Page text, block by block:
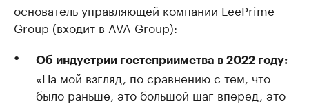
основатель управляющей компании LeePrime
Group (входит в AVA Group):
Об индустрии гостеприимства в 2022 году:
«На мой взгляд, по сравнению с тем, что
было раньше, это большой шаг вперед, это